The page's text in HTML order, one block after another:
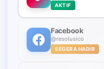
AKTIF
Facebook
@resolusico
SEGERA HADIR